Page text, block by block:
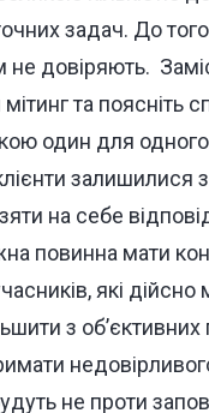
задач. До
не довіряють.
та поясніть
один для
залишилися
на себе
повинна мати
які дійсно
з
не проти